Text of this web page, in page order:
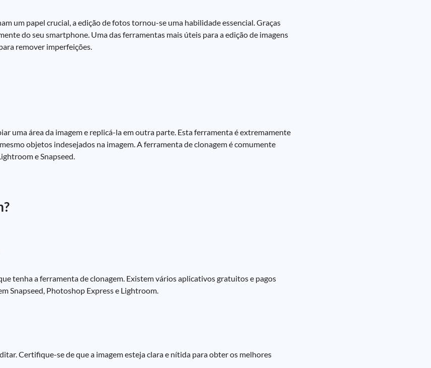
um papel crucial, a edição de fotos tornou-se uma habilidade essencial. Graças
do seu smartphone. Uma das ferramentas mais úteis para a edição de imagens
remover imperfeições.
uma área da imagem e replicá-la em outra parte. Esta ferramenta é extremamente
objetos indesejados na imagem. A ferramenta de clonagem é comumente
e Snapseed.
tenha a ferramenta de clonagem. Existem vários aplicativos gratuitos e pagos
Snapseed, Photoshop Express e Lightroom.
Certifique-se de que a imagem esteja clara e nítida para obter os melhores